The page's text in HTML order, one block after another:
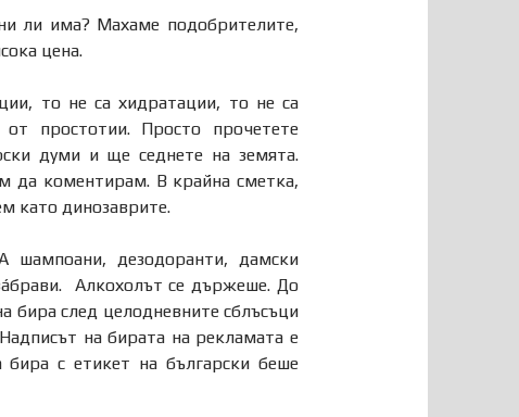
ли има? Махаме подобрителите,
цена.
то не са хидратации, то не са
простотии. Просто прочетете
думи и ще седнете на земята.
да коментирам. В крайна сметка,
като динозаврите.
шампоани, дезодоранти, дамски
Алкохолът се държеше. До
бира след целодневните сблъсъци
на бирата на рекламата е
бира с етикет на български беше